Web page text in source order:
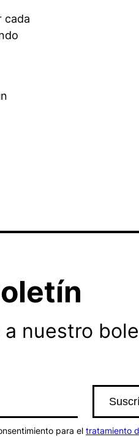
cada
nuestro
para el tratamiento